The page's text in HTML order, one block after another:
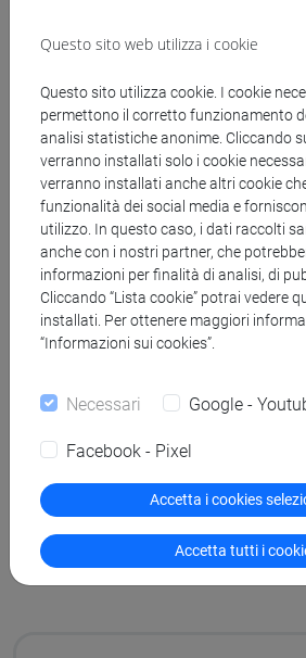
Abstract "EPIDOC"
F2F
Families-to-Families per la
della cura dei figli
Acronimo:F2F_FISR2020IP_00905
Bando:Avviso FISR 2020 - COVID -
562 del 5 maggio 2020
Responsabile scientifico UNIVE:
beneficiario capofila
Durata:15/06/2021 - 15/12/2021
Contributo UNIVE:€ 41.417,39
Gruppo di ricerca UNIVE:Agostino
Maria Sangiuliano, Nicole Traini
Questo sito web utilizza i cookie
Questo sito utilizza cookie. I cookie
permettono il corretto funzionamento
analisi statistiche anonime. Cliccando
verranno installati solo i cookie
verranno installati anche altri cookie
funzionalità dei social media e
utilizzo. In questo caso, i dati raccolti
anche con i nostri partner, che
informazioni per finalità di analisi, di
Cliccando “Lista cookie” potrai vedere
installati. Per ottenere maggiori
“Informazioni sui cookies”.
Necessari Google -
Facebook - Pixel
Accetta i cookies
Accetta tutti i